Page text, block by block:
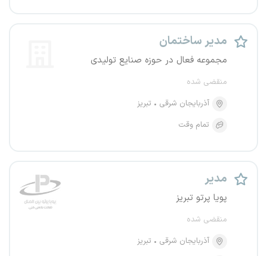
مدیر ساختمان
مجموعه فعال در حوزه صنایع تولیدی
منقضی شده
آذربایجان شرقی
تبریز
تمام وقت
مدیر
پویا پرتو تبریز
منقضی شده
آذربایجان شرقی
تبریز